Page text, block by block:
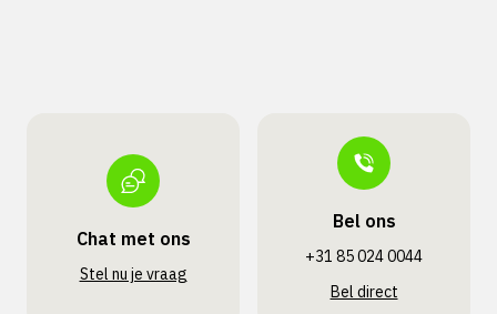
Chat met ons
Stel nu je vraag
Bel ons
+31 85 024 0044
Bel direct